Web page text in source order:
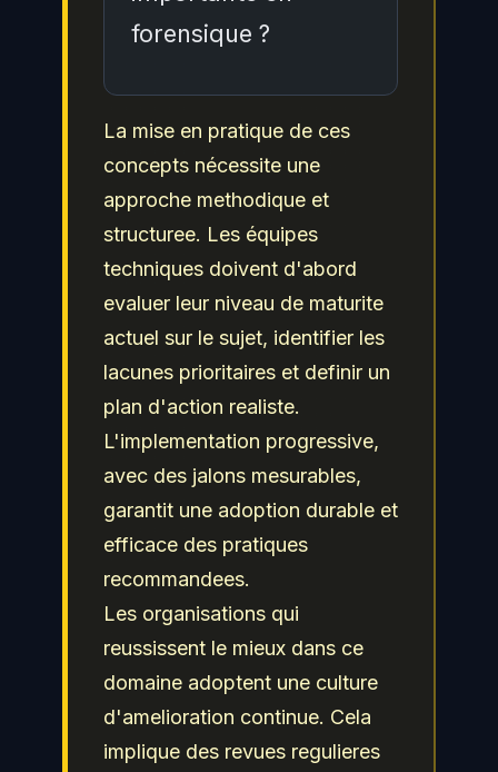
l'etendue de l'attaque.
collecte automatisee,
timelines, ainsi que des
outils de triage comme
Eric Zimmerman's tools
pour l'analyse des
artefacts Windows.
forensique ?
garantit l'intégrité et
l'admissibilite des
preuves numeriques en
documentant chaque
étape de manipulation, de
presentation. Sans une
chaine de custody
peuvent etre contestees
juridiquement et perdre
leur valeur probante.
La mise en pratique de ces
concepts nécessite une
approche methodique et
structuree. Les équipes
techniques doivent d'abord
evaluer leur niveau de maturite
actuel sur le sujet, identifier les
lacunes prioritaires et definir un
plan d'action realiste.
L'implementation progressive,
avec des jalons mesurables,
garantit une adoption durable et
efficace des pratiques
recommandees.
Les organisations qui
reussissent le mieux dans ce
domaine adoptent une culture
d'amelioration continue. Cela
implique des revues regulieres